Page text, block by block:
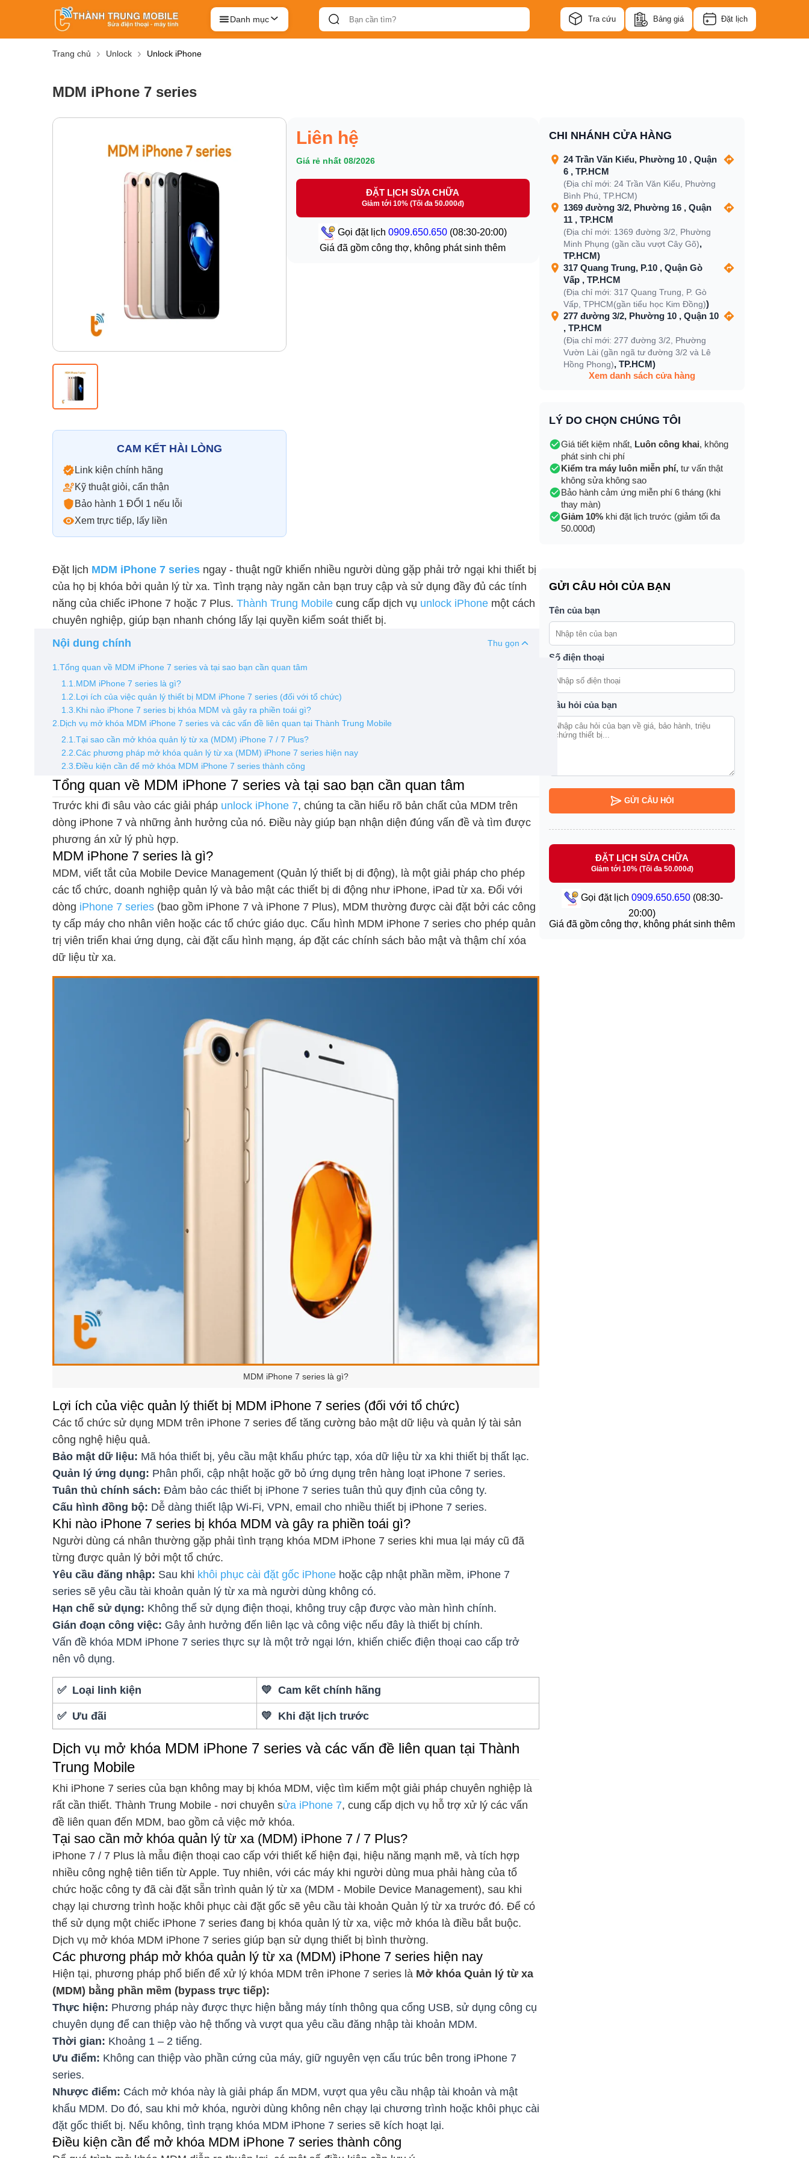
Danh mục Tra cứu Bảng giá Đặt lịch
Trang chủ Unlock Unlock iPhone
MDM iPhone 7 series
CAM KẾT HÀI LÒNG
Link kiện chính hãng
Kỹ thuật giỏi, cẩn thận
Bảo hành 1 ĐỔI 1 nếu lỗi
Xem trực tiếp, lấy liền
Liên hệ
Giá rẻ nhất 08/2026
ĐẶT LỊCH SỬA CHỮA
Giảm tới 10% (Tối đa 50.000đ)
Gọi đặt lịch0909.650.650 (08:30-20:00)
Giá đã gồm công thợ, không phát sinh thêm
Đặt lịch MDM iPhone 7 series ngay - thuật ngữ khiến nhiều người dùng gặp phải trở ngại khi thiết bị
của họ bị khóa bởi quản lý từ xa. Tình trạng này ngăn cản bạn truy cập và sử dụng đầy đủ các tính
năng của chiếc iPhone 7 hoặc 7 Plus. Thành Trung Mobile cung cấp dịch vụ unlock iPhone một cách
chuyên nghiệp, giúp bạn nhanh chóng lấy lại quyền kiểm soát thiết bị.
Nội dung chính
Thu gọn
1.Tổng quan về MDM iPhone 7 series và tại sao bạn cần quan tâm
1.1.MDM iPhone 7 series là gì?
1.2.Lợi ích của việc quản lý thiết bị MDM iPhone 7 series (đối với tổ chức)
1.3.Khi nào iPhone 7 series bị khóa MDM và gây ra phiền toái gì?
2.Dịch vụ mở khóa MDM iPhone 7 series và các vấn đề liên quan tại Thành Trung Mobile
2.1.Tại sao cần mở khóa quản lý từ xa (MDM) iPhone 7 / 7 Plus?
2.2.Các phương pháp mở khóa quản lý từ xa (MDM) iPhone 7 series hiện nay
2.3.Điều kiện cần để mở khóa MDM iPhone 7 series thành công
Tổng quan về MDM iPhone 7 series và tại sao bạn cần quan tâm
Trước khi đi sâu vào các giải pháp unlock iPhone 7, chúng ta cần hiểu rõ bản chất của MDM trên
dòng iPhone 7 và những ảnh hưởng của nó. Điều này giúp bạn nhận diện đúng vấn đề và tìm được
phương án xử lý phù hợp.
MDM iPhone 7 series là gì?
MDM, viết tắt của Mobile Device Management (Quản lý thiết bị di động), là một giải pháp cho phép
các tổ chức, doanh nghiệp quản lý và bảo mật các thiết bị di động như iPhone, iPad từ xa. Đối với
dòng iPhone 7 series (bao gồm iPhone 7 và iPhone 7 Plus), MDM thường được cài đặt bởi các công
ty cấp máy cho nhân viên hoặc các tổ chức giáo dục. Cấu hình MDM iPhone 7 series cho phép quản
trị viên triển khai ứng dụng, cài đặt cấu hình mạng, áp đặt các chính sách bảo mật và thậm chí xóa
dữ liệu từ xa.
MDM iPhone 7 series là gì?
Lợi ích của việc quản lý thiết bị MDM iPhone 7 series (đối với tổ chức)
Các tổ chức sử dụng MDM trên iPhone 7 series để tăng cường bảo mật dữ liệu và quản lý tài sản
công nghệ hiệu quả.
Bảo mật dữ liệu: Mã hóa thiết bị, yêu cầu mật khẩu phức tạp, xóa dữ liệu từ xa khi thiết bị thất lạc.
Quản lý ứng dụng: Phân phối, cập nhật hoặc gỡ bỏ ứng dụng trên hàng loạt iPhone 7 series.
Tuân thủ chính sách: Đảm bảo các thiết bị iPhone 7 series tuân thủ quy định của công ty.
Cấu hình đồng bộ: Dễ dàng thiết lập Wi-Fi, VPN, email cho nhiều thiết bị iPhone 7 series.
Khi nào iPhone 7 series bị khóa MDM và gây ra phiền toái gì?
Người dùng cá nhân thường gặp phải tình trạng khóa MDM iPhone 7 series khi mua lại máy cũ đã
từng được quản lý bởi một tổ chức.
Yêu cầu đăng nhập: Sau khi khôi phục cài đặt gốc iPhone hoặc cập nhật phần mềm, iPhone 7
series sẽ yêu cầu tài khoản quản lý từ xa mà người dùng không có.
Hạn chế sử dụng: Không thể sử dụng điện thoại, không truy cập được vào màn hình chính.
Gián đoạn công việc: Gây ảnh hưởng đến liên lạc và công việc nếu đây là thiết bị chính.
Vấn đề khóa MDM iPhone 7 series thực sự là một trở ngại lớn, khiến chiếc điện thoại cao cấp trở
nên vô dụng.
✅ Loại linh kiện 💛 Cam kết chính hãng
✅ Ưu đãi 💛 Khi đặt lịch trước
Dịch vụ mở khóa MDM iPhone 7 series và các vấn đề liên quan tại Thành
Trung Mobile
Khi iPhone 7 series của bạn không may bị khóa MDM, việc tìm kiếm một giải pháp chuyên nghiệp là
rất cần thiết. Thành Trung Mobile - nơi chuyên sửa iPhone 7, cung cấp dịch vụ hỗ trợ xử lý các vấn
đề liên quan đến MDM, bao gồm cả việc mở khóa.
Tại sao cần mở khóa quản lý từ xa (MDM) iPhone 7 / 7 Plus?
iPhone 7 / 7 Plus là mẫu điện thoại cao cấp với thiết kế hiện đại, hiệu năng mạnh mẽ, và tích hợp
nhiều công nghệ tiên tiến từ Apple. Tuy nhiên, với các máy khi người dùng mua phải hàng của tổ
chức hoặc công ty đã cài đặt sẵn trình quản lý từ xa (MDM - Mobile Device Management), sau khi
chạy lại chương trình hoặc khôi phục cài đặt gốc sẽ yêu cầu tài khoản Quản lý từ xa trước đó. Để có
thể sử dụng một chiếc iPhone 7 series đang bị khóa quản lý từ xa, việc mở khóa là điều bắt buộc.
Dịch vụ mở khóa MDM iPhone 7 series giúp bạn sử dụng thiết bị bình thường.
Các phương pháp mở khóa quản lý từ xa (MDM) iPhone 7 series hiện nay
Hiện tại, phương pháp phổ biến để xử lý khóa MDM trên iPhone 7 series là Mở khóa Quản lý từ xa
(MDM) bằng phần mềm (bypass trực tiếp):
Thực hiện: Phương pháp này được thực hiện bằng máy tính thông qua cổng USB, sử dụng công cụ
chuyên dụng để can thiệp vào hệ thống và vượt qua yêu cầu đăng nhập tài khoản MDM.
Thời gian: Khoảng 1 – 2 tiếng.
Ưu điểm: Không can thiệp vào phần cứng của máy, giữ nguyên vẹn cấu trúc bên trong iPhone 7
series.
Nhược điểm: Cách mở khóa này là giải pháp ẩn MDM, vượt qua yêu cầu nhập tài khoản và mật
khẩu MDM. Do đó, sau khi mở khóa, người dùng không nên chạy lại chương trình hoặc khôi phục cài
đặt gốc thiết bị. Nếu không, tình trạng khóa MDM iPhone 7 series sẽ kích hoạt lại.
Điều kiện cần để mở khóa MDM iPhone 7 series thành công
CHI NHÁNH CỬA HÀNG
24 Trần Văn Kiểu, Phường 10 , Quận
6 , TP.HCM
(Địa chỉ mới: 24 Trần Văn Kiểu, Phường
Bình Phú, TP.HCM)
1369 đường 3/2, Phường 16 , Quận
11 , TP.HCM
(Địa chỉ mới: 1369 đường 3/2, Phường
Minh Phụng (gần cầu vượt Cây Gõ),
TP.HCM)
317 Quang Trung, P.10 , Quận Gò
Vấp , TP.HCM
(Địa chỉ mới: 317 Quang Trung, P. Gò
Vấp, TPHCM(gần tiểu học Kim Đồng))
277 đường 3/2, Phường 10 , Quận 10
, TP.HCM
(Địa chỉ mới: 277 đường 3/2, Phường
Vườn Lài (gần ngã tư đường 3/2 và Lê
Hồng Phong), TP.HCM)
Xem danh sách cửa hàng
LÝ DO CHỌN CHÚNG TÔI
Giá tiết kiệm nhất, Luôn công khai, không
phát sinh chi phí
Kiểm tra máy luôn miễn phí, tư vấn thật
không sửa không sao
Bảo hành cảm ứng miễn phí 6 tháng (khi
thay màn)
Giảm 10% khi đặt lịch trước (giảm tối đa
50.000đ)
GỬI CÂU HỎI CỦA BẠN
Tên của bạn
Số điện thoại
Câu hỏi của bạn
GỬI CÂU HỎI
ĐẶT LỊCH SỬA CHỮA
Giảm tới 10% (Tối đa 50.000đ)
Gọi đặt lịch 0909.650.650(08:30-
20:00)
Giá đã gồm công thợ, không phát sinh thêm